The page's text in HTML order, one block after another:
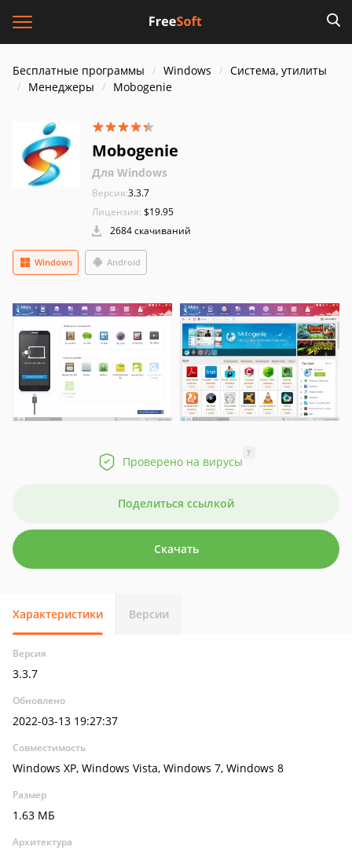
Бесплатные программы Windows
Система, утилиты
Менеджеры
Mobogenie
Mobogenie
Для Windows
Версия:3.3.7
Лицензия: $19.95
2684 скачиваний
Windows Android
Проверено на вирусы
?
Поделиться ссылкой
Скачать
Характеристики Версии
Версия
3.3.7
Обновлено
2022-03-13 19:27:37
Совместимость
Windows XP, Windows Vista, Windows 7, Windows 8
Размер
1.63 МБ
Архитектура